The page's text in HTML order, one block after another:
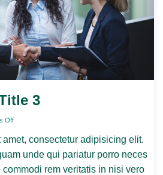
3
Off
amet, consectetur adipisicing elit.
unde qui pariatur porro neces
rem veritatis in nisi vero